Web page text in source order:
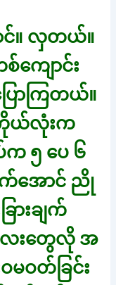
။ လှတယ်။
ကျောင်း
ာကြတယ်။
ယ်လုံးက
၅ ပေ ၆
က်အောင် ညို
ားချက်
ေးတွေလို အ
ဝတ်ခြင်း